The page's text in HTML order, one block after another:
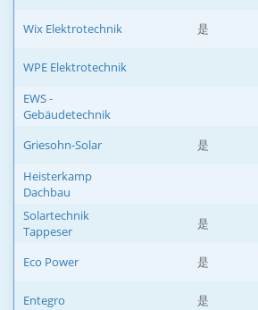
Wix Elektrotechnik 是
WPE Elektrotechnik
EWS -
Gebäudetechnik
Griesohn-Solar 是
Heisterkamp
Dachbau
Solartechnik
Tappeser
是
Eco Power 是
Entegro 是